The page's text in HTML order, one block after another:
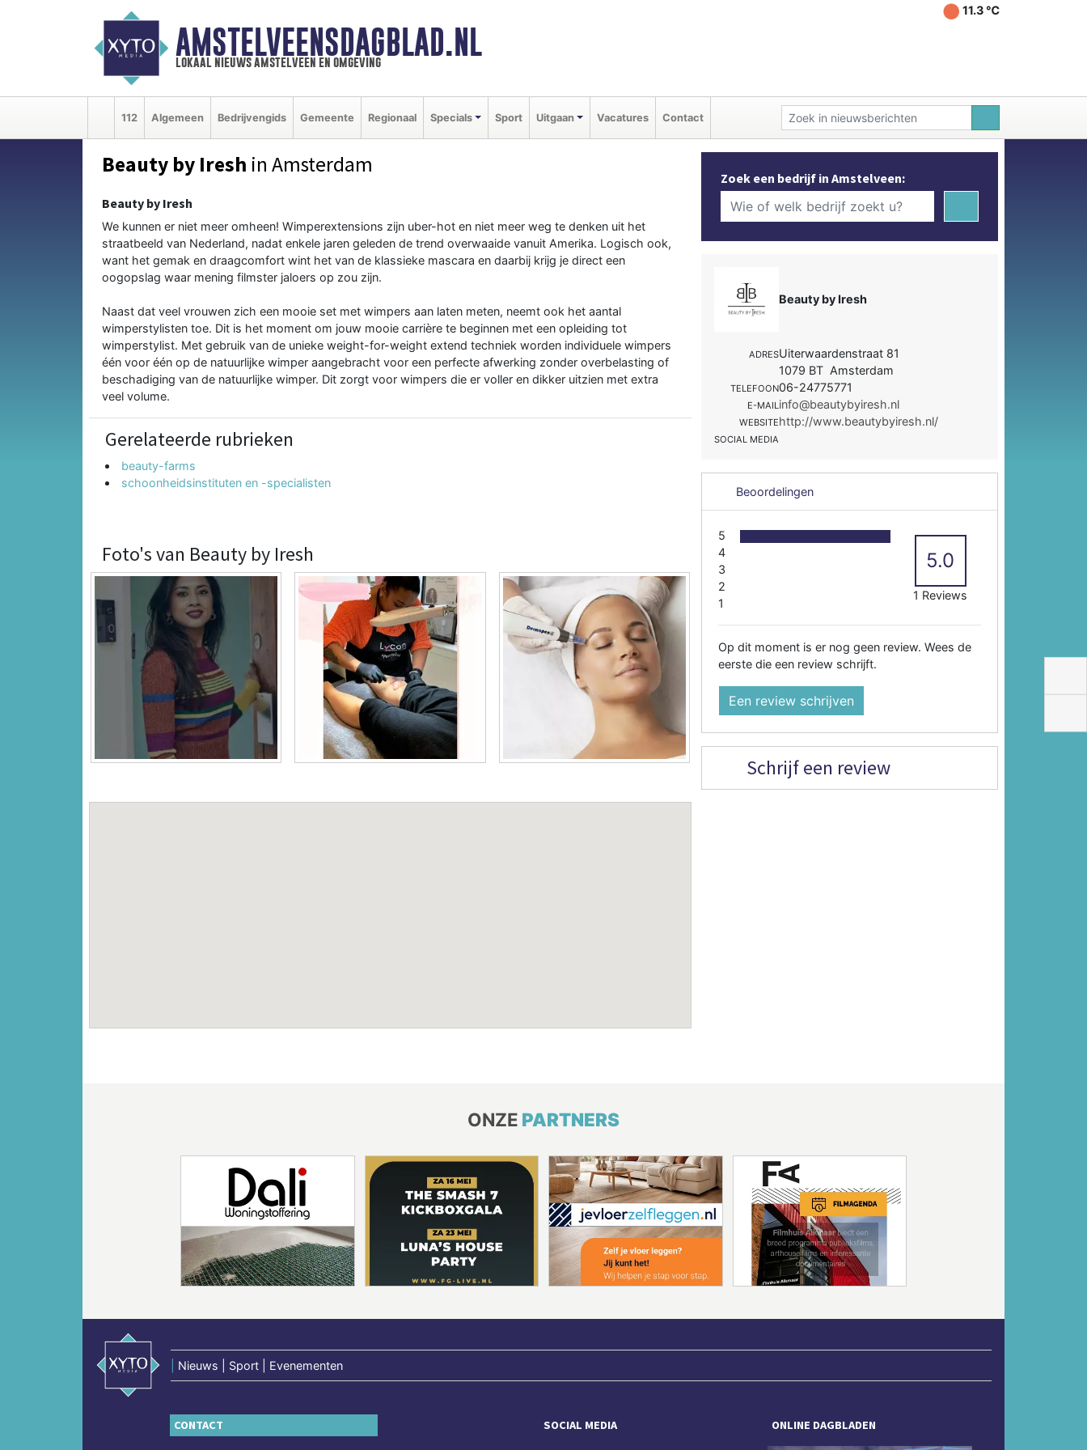
AMSTELVEENSDAGBLAD.NL
lokaal nieuws amstelveen en omgeving
11.3 ℃
112 Algemeen Bedrijvengids Gemeente Regionaal Specials Sport Uitgaan Vacatures Contact
Beauty by Iresh in Amsterdam
Beauty by Iresh
We kunnen er niet meer omheen! Wimperextensions zijn uber-hot en niet meer weg te denken uit het
straatbeeld van Nederland, nadat enkele jaren geleden de trend overwaaide vanuit Amerika. Logisch ook,
want het gemak en draagcomfort wint het van de klassieke mascara en daarbij krijg je direct een
oogopslag waar mening filmster jaloers op zou zijn.
Naast dat veel vrouwen zich een mooie set met wimpers aan laten meten, neemt ook het aantal
wimperstylisten toe. Dit is het moment om jouw mooie carrière te beginnen met een opleiding tot
wimperstylist. Met gebruik van de unieke weight-for-weight extend techniek worden individuele wimpers
één voor één op de natuurlijke wimper aangebracht voor een perfecte afwerking zonder overbelasting of
beschadiging van de natuurlijke wimper. Dit zorgt voor wimpers die er voller en dikker uitzien met extra
veel volume.
Gerelateerde rubrieken
beauty-farms
schoonheidsinstituten en -specialisten
Foto's van Beauty by Iresh
Zoek een bedrijf in Amstelveen:
Beauty by Iresh
ADRESUiterwaardenstraat 81
1079 BT Amsterdam
TELEFOON06-24775771
E-MAILinfo@beautybyiresh.nl
WEBSITEhttp://www.beautybyiresh.nl/
SOCIAL MEDIA
Beoordelingen
5
4
3
2
1
5.0
1 Reviews
Op dit moment is er nog geen review. Wees de
eerste die een review schrijft.
Een review schrijven
Schrijf een review
ONZE PARTNERS
Nieuws | Sport | Evenementen
CONTACT SOCIAL MEDIA ONLINE DAGBLADEN